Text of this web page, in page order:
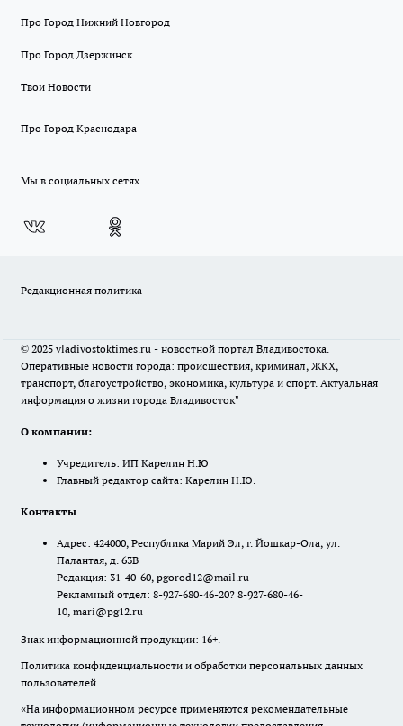
Про Город Нижний Новгород
Про Город Дзержинск
Твои Новости
Про Город Краснодара
Мы в социальных сетях
Редакционная политика
© 2025 vladivostoktimes.ru - новостной портал Владивостока.
Оперативные новости города: происшествия, криминал, ЖКХ,
транспорт, благоустройство, экономика, культура и спорт. Актуальная
информация о жизни города Владивосток"
О компании:
Учредитель: ИП Карелин Н.Ю
Главный редактор сайта: Карелин Н.Ю.
Контакты
Адрес: 424000, Республика Марий Эл, г. Йошкар-Ола, ул.
Палантая, д. 63В
Редакция: 31-40-60, pgorod12@mail.ru
Рекламный отдел: 8-927-680-46-20? 8-927-680-46-
10, mari@pg12.ru
Знак информационной продукции: 16+.
Политика конфиденциальности и обработки персональных данных
пользователей
«На информационном ресурсе применяются рекомендательные